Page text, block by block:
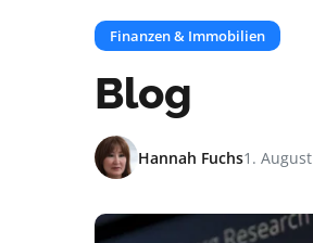
Finanzen & Immobilien
Blog
Hannah Fuchs1.